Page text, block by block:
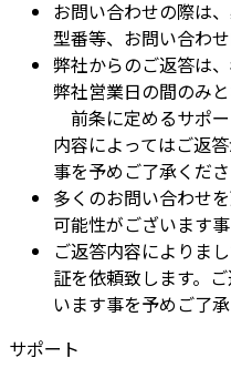
お問い合わせの際は
型番等、お問い合わ
弊社からのご返答は
弊社営業日の間のみと
前条に定めるサポ
内容によってはご返
事を予めご了承くださ
多くのお問い合わせ
可能性がございます
ご返答内容によりま
証を依頼致します。
います事を予めご了承
サポート